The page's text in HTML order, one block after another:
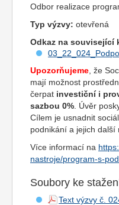
Odbor realizace
Typ výzvy: otevřená
Odkaz na související
Upozorňujeme , že
mají možnost
čerpat investiční i
sazbou 0% . Úvěr
Cílem je usnadnit
podnikání a jejich další
Více informací na
nastroje/program-s-
Soubory ke
Text výzvy č.